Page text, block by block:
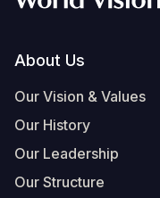
Footer
About Us
Our Vision & Values
Our History
Our Leadership
Our Structure